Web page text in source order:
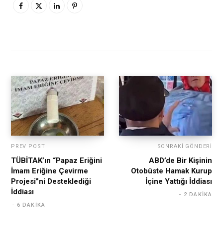
PREV POST
TÜBİTAK’ın “Papaz Eriğini
İmam Eriğine Çevirme
Projesi”ni Desteklediği
İddiası
6 DAKIKA
SONRAKI GÖNDERI
ABD’de Bir Kişinin
Otobüste Hamak Kurup
İçine Yattığı İddiası
2 DAKIKA